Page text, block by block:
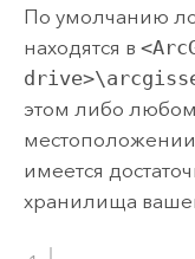
По умолчанию
находятся в
этом либо
имеется
хранилища